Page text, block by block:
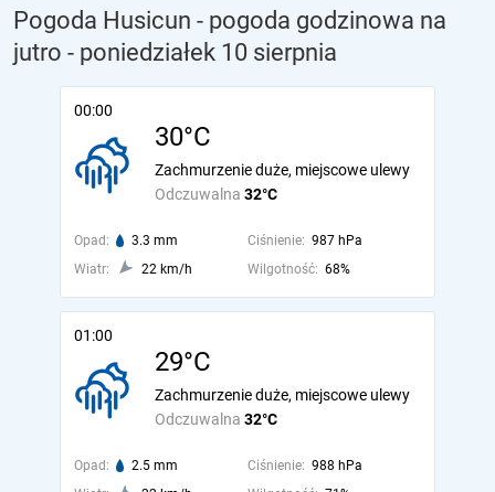
Pogoda Husicun - pogoda godzinowa na
jutro - poniedziałek 10 sierpnia
00:00
30°C
Odczuwalna 32°C
Zachmurzenie duże, miejscowe ulewy
Opad: 3.3 mm Ciśnienie: 987 hPa
Wiatr:
22 km/h Wilgotność: 68%
01:00
29°C
Odczuwalna 32°C
Zachmurzenie duże, miejscowe ulewy
Opad: 2.5 mm Ciśnienie: 988 hPa